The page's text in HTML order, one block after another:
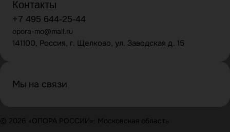
Контакты
+7 495 644-25-44
opora-mo@mail.ru
141100, Россия, г. Щелково, ул. Заводская д. 15
Мы на связи
© 2026 «ОПОРА РОССИИ»: Московская область